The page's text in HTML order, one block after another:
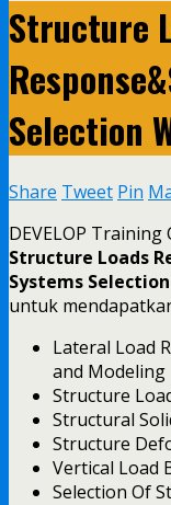
Structure
Selection
Share Tweet Pin
DEVELOP
Structure Loads
Systems
untuk
Lateral Load
and Modeling
Structure
Structural
Structure
Vertical Load
Selection Of